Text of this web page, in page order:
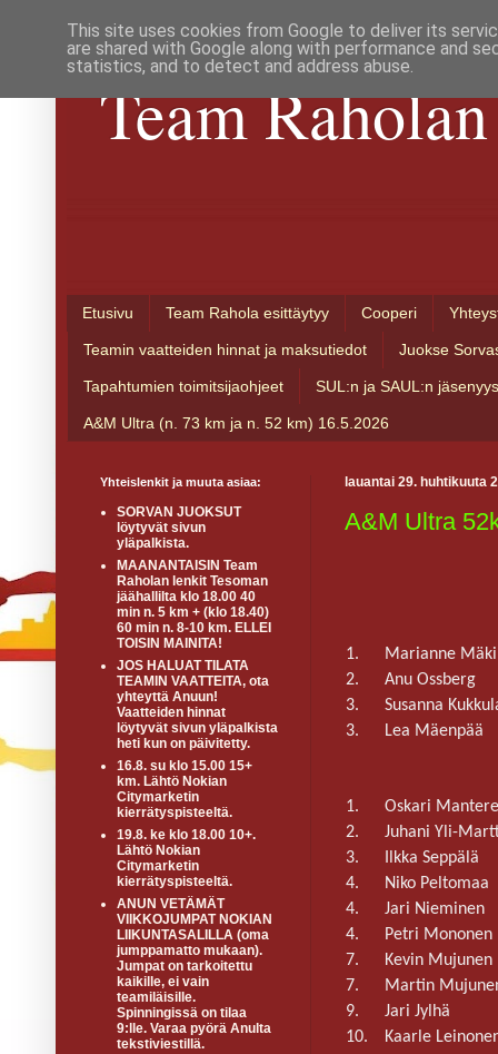
Team
Etusivu Team Rahola esittäytyy Cooperi
Teamin vaatteiden hinnat ja maksutiedot Juokse
Tapahtumien toimitsijaohjeet SUL:n ja SAUL:n jäsenyys
A&M Ultra (n. 73 km ja n. 52 km) 16.5.2026
lauantai 29. huhtikuuta
A&M Ultra
1.
Marianne
2.
Anu Ossberg
3.
Susanna
3.
Lea Mäenpää
1.
Oskari Mantere
2.
Juhani Yli-
3.
Ilkka Seppälä
4.
Niko Peltomaa
4.
Jari Nieminen
4.
Petri Mononen
7.
Kevin Mujunen
7.
Martin
9.
Jari Jylhä
10.
Kaarle
Yhteislenkit ja muuta asiaa:
SORVAN JUOKSUT
löytyvät sivun
yläpalkista.
MAANANTAISIN Team
Raholan lenkit Tesoman
jäähallilta klo 18.00 40
min n. 5 km + (klo 18.40)
60 min n. 8-10 km. ELLEI
TOISIN MAINITA!
JOS HALUAT TILATA
TEAMIN VAATTEITA, ota
yhteyttä Anuun!
Vaatteiden hinnat
löytyvät sivun yläpalkista
heti kun on päivitetty.
16.8. su klo 15.00 15+
km. Lähtö Nokian
Citymarketin
kierrätyspisteeltä.
19.8. ke klo 18.00 10+.
Lähtö Nokian
Citymarketin
kierrätyspisteeltä.
ANUN VETÄMÄT
VIIKKOJUMPAT NOKIAN
LIIKUNTASALILLA (oma
jumppamatto mukaan).
Jumpat on tarkoitettu
kaikille, ei vain
teamiläisille.
Spinningissä on tilaa
9:lle. Varaa pyörä Anulta
tekstiviestillä.
This site uses cookies from Google to deliver its
are shared with Google along with performance and
statistics, and to detect and address abuse.